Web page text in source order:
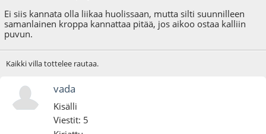
Ei siis kannata olla liikaa huolissaan, mutta silti suunnilleen
samanlainen kroppa kannattaa pitää, jos aikoo ostaa kalliin
puvun.
Kaikki villa tottelee rautaa.
vada
Kisälli
Viestit: 5